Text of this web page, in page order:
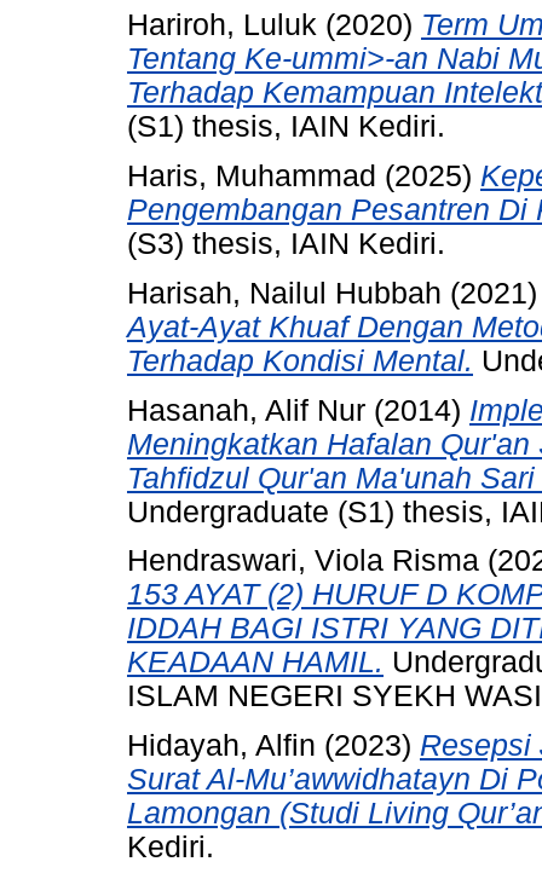
Hariroh, Luluk (2020) Term
Tentang Ke-ummi>-an Nabi
Terhadap Kemampuan
(S1) thesis, IAIN Kediri.
Haris, Muhammad (2025)
Pengembangan Pesantren
(S3) thesis, IAIN Kediri.
Harisah, Nailul Hubbah
Ayat-Ayat Khuaf Dengan
Terhadap Kondisi Mental.
Hasanah, Alif Nur (2014)
Meningkatkan Hafalan
Tahfidzul Qur'an Ma'unah
Undergraduate (S1) thesis,
Hendraswari, Viola Risma
153 AYAT (2) HURUF D
IDDAH BAGI ISTRI YANG
KEADAAN HAMIL.
ISLAM NEGERI SYEKH
Hidayah, Alfin (2023) Resepsi
Surat Al-Mu’awwidhatayn Di
Lamongan (Studi Living
Kediri.